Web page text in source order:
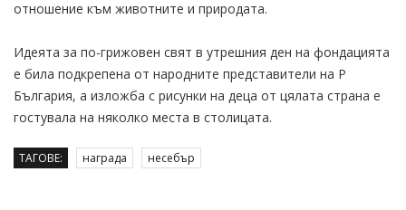
отношение към животните и природата.
Идеята за по-грижовен свят в утрешния ден на фондацията
е била подкрепена от народните представители на Р
България, а изложба с рисунки на деца от цялата страна е
гостувала на няколко места в столицата.
ТАГОВЕ: награда несебър